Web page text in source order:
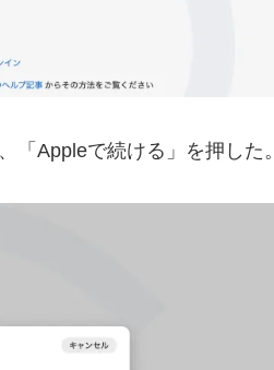
「Appleで続ける」を押した。